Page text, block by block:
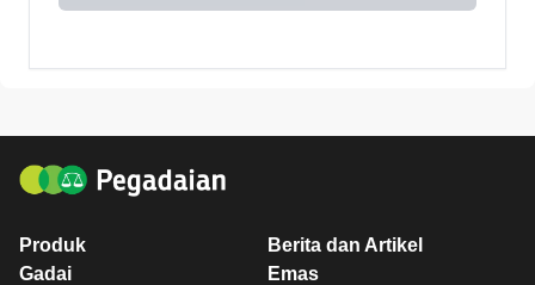
Produk
Gadai
Berita dan Artikel
Emas